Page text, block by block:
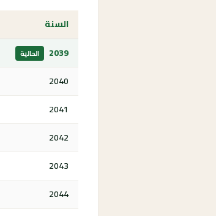
السنة
2039
الحالية
2040
2041
2042
2043
2044